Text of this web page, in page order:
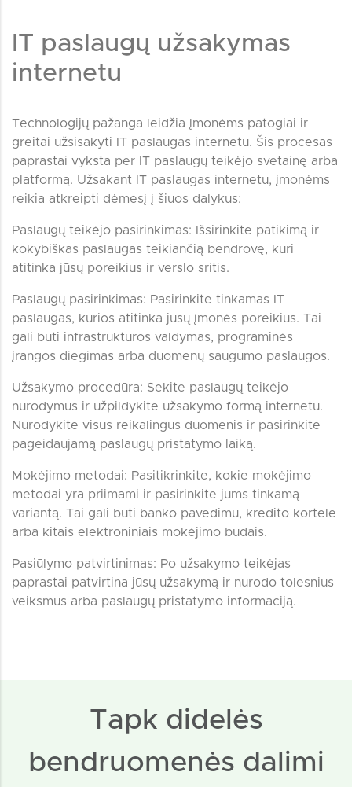
IT paslaugų užsakymas
internetu
Technologijų pažanga leidžia įmonėms patogiai ir
greitai užsisakyti IT paslaugas internetu. Šis procesas
paprastai vyksta per IT paslaugų teikėjo svetainę arba
platformą. Užsakant IT paslaugas internetu, įmonėms
reikia atkreipti dėmesį į šiuos dalykus:
Paslaugų teikėjo pasirinkimas: Išsirinkite patikimą ir
kokybiškas paslaugas teikiančią bendrovę, kuri
atitinka jūsų poreikius ir verslo sritis.
Paslaugų pasirinkimas: Pasirinkite tinkamas IT
paslaugas, kurios atitinka jūsų įmonės poreikius. Tai
gali būti infrastruktūros valdymas, programinės
įrangos diegimas arba duomenų saugumo paslaugos.
Užsakymo procedūra: Sekite paslaugų teikėjo
nurodymus ir užpildykite užsakymo formą internetu.
Nurodykite visus reikalingus duomenis ir pasirinkite
pageidaujamą paslaugų pristatymo laiką.
Mokėjimo metodai: Pasitikrinkite, kokie mokėjimo
metodai yra priimami ir pasirinkite jums tinkamą
variantą. Tai gali būti banko pavedimu, kredito kortele
arba kitais elektroniniais mokėjimo būdais.
Pasiūlymo patvirtinimas: Po užsakymo teikėjas
paprastai patvirtina jūsų užsakymą ir nurodo tolesnius
veiksmus arba paslaugų pristatymo informaciją.
Tapk didelės
bendruomenės dalimi